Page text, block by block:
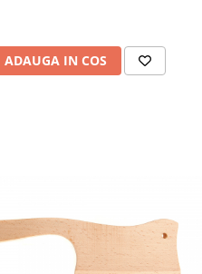
ADAUGA IN COS